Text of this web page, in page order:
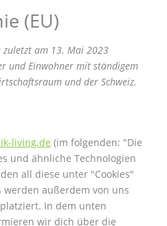
(EU)
zuletzt am 13. Mai 2023
und Einwohner mit ständigem
und der Schweiz.
living.de (im folgenden: "Die
und ähnliche Technologien
all diese unter "Cookies"
werden außerdem von uns
In dem unten
wir dich über die